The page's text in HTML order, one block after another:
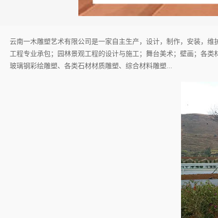
云南一木雕塑艺术有限公司是一家自主生产，设计，制作，安装，
工程专业承包；园林景观工程的设计与施工；舞台美术；壁画；各
玻璃钢彩绘雕塑、各类石材材质雕塑、综合材料雕塑...